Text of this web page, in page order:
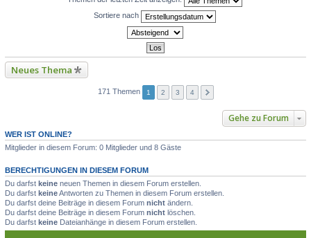
Sortiere nach
Neues Thema
171 Themen 1 2 3 4
Gehe zu Forum
WER IST ONLINE?
Mitglieder in diesem Forum: 0 Mitglieder und 8 Gäste
BERECHTIGUNGEN IN DIESEM FORUM
Du darfst keine neuen Themen in diesem Forum erstellen.
Du darfst keineAntworten zu Themen in diesem Forum erstellen.
Du darfst deine Beiträge in diesem Forum nicht ändern.
Du darfst deine Beiträge in diesem Forum nicht löschen.
Du darfst keine Dateianhänge in diesem Forum erstellen.